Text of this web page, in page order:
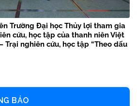
Trường Đại học Thủy lợi tham gia
cứu, học tập của thanh niên Việt
Trại nghiên cứu, học tập “Theo dấu
BÁO